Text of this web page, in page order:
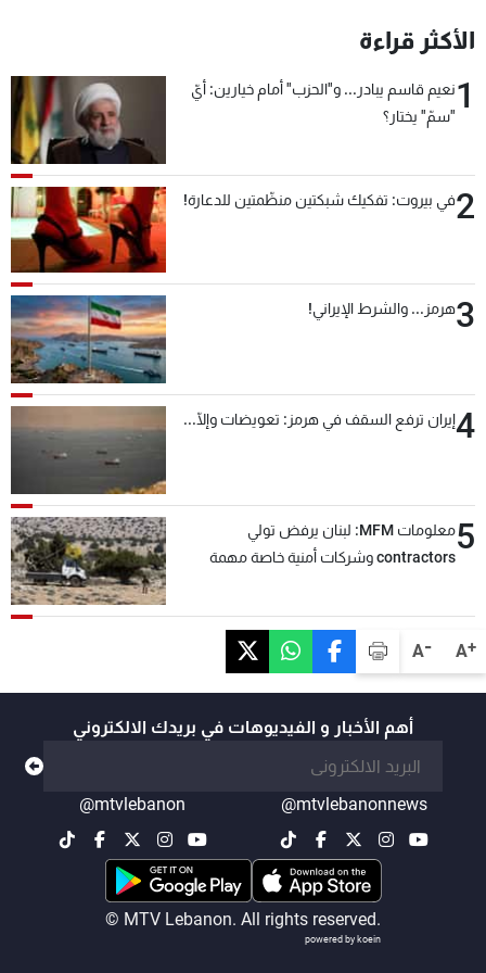
A+
A-
الأكثر قراءة
1نعيم قاسم يبادر... و"الحزب" أمام خيارين: أيّ
"سمّ" يختار؟
2في بيروت: تفكيك شبكتين منظّمتين للدعارة!
3هرمز... والشرط الإيراني!
4إيران ترفع السقف في هرمز: تعويضات وإلّا...
5
معلومات MFM: لبنان يرفض تولي
contractors وشركات أمنية خاصة مهمة
أهم الأخبار و الفيديوهات في بريدك الالكتروني
@mtvlebanonnews
@mtvlebanon
© MTV Lebanon. All rights reserved.
powered by koein
شاهد البرامج
الترددات
شروط الإسـتخدام
سياسة الخصوصية